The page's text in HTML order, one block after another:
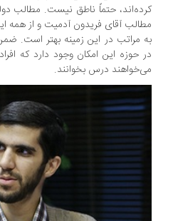
حتماً ناطق نیست. مطالب
آقای فریدون آدمیت و از همه این‌ها
مراتب در این زمینه بهتر است. ضمن
حوزه این امکان وجود دارد که افراد به
درس بخوانند.